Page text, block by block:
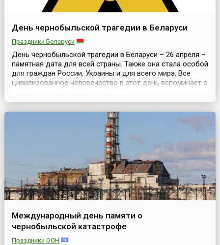
День чернобыльской трагедии в Беларуси
Праздники Беларуси
День чернобыльской трагедии в Беларуси – 26 апреля –
памятная дата для всей страны. Также она стала особой
для граждан России, Украины и для всего мира. Все
цивилизованное человечество в этот день вспоминает о
жизни и здоровья, встал на борьбу с радиационной
стихией. Историческая справкаЧернобыльская атомная
электростанция, 26 апреля 1986 г...
Международный день памяти о
чернобыльской катастрофе
Праздники ООН